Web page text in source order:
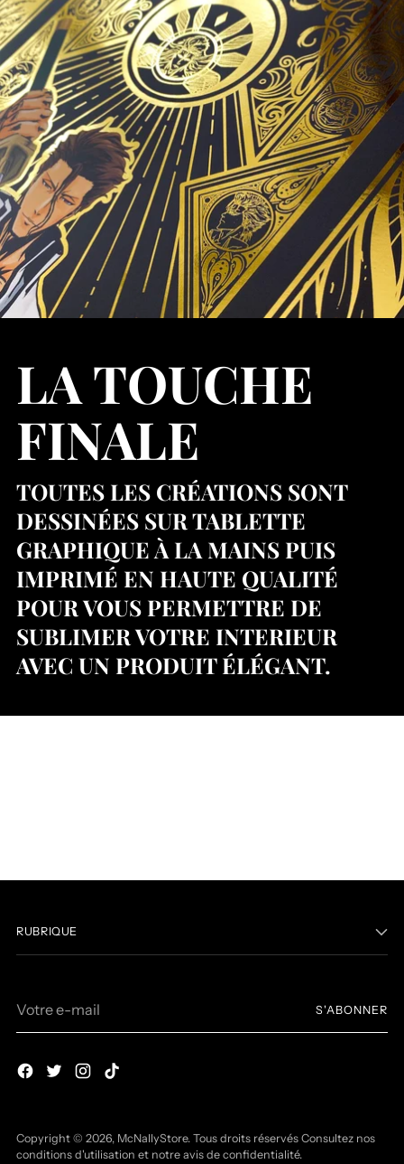
LA TOUCHE
FINALE
TOUTES LES CRÉATIONS SONT
DESSINÉES SUR TABLETTE
GRAPHIQUE À LA MAINS PUIS
IMPRIMÉ EN HAUTE QUALITÉ
POUR VOUS PERMETTRE DE
SUBLIMER VOTRE INTERIEUR
AVEC UN PRODUIT ÉLÉGANT.
RUBRIQUE
e-
S'ABONNER
Copyright © 2026, McNallyStore. Tous droits réservés Consultez nos
conditions d'utilisation et notre avis de confidentialité.